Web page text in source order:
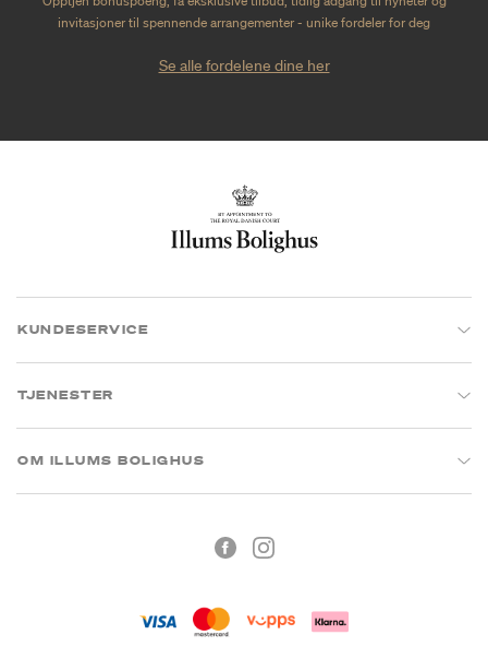
invitasjoner til spennende arrangementer - unike fordeler for deg
Se alle fordelene dine her
KUNDESERVICE
TJENESTER
OM ILLUMS BOLIGHUS